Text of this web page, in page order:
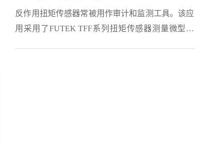
反作用扭矩传感器常被用作审计和监测工具。该应
用采用了FUTEK TFF系列扭矩传感器测量微型电